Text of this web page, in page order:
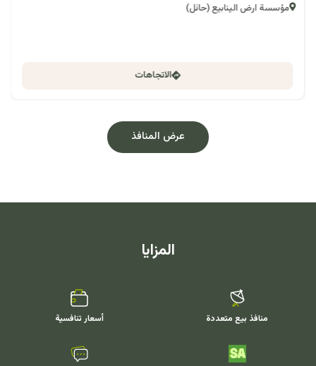
مؤسسة ارض الينابيع (حائل)
الاتجاهات
عرض المنافذ
المزايا
منافذ بيع متعددة أسعار تنافسية